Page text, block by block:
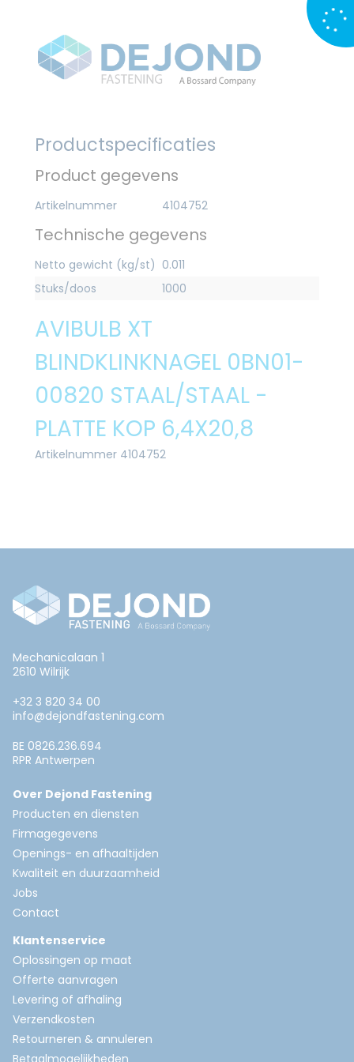
Productspecificaties
Product gegevens
Artikelnummer 4104752
Technische gegevens
Netto gewicht (kg/st) 0.011
Stuks/doos
1000
AVIBULB XT
BLINDKLINKNAGEL 0BN01-
00820 STAAL/STAAL -
PLATTE KOP 6,4X20,8
Artikelnummer 4104752
Mechanicalaan 1
2610 Wilrijk
+32 3 820 34 00
info@dejondfastening.com
BE 0826.236.694
RPR Antwerpen
Over Dejond Fastening
Producten en diensten
Firmagegevens
Openings- en afhaaltijden
Kwaliteit en duurzaamheid
Jobs
Contact
Klantenservice
Oplossingen op maat
Offerte aanvragen
Levering of afhaling
Verzendkosten
Retourneren & annuleren